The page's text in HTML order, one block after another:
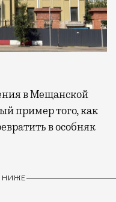
пример того, как
в особняк
НИЖЕ